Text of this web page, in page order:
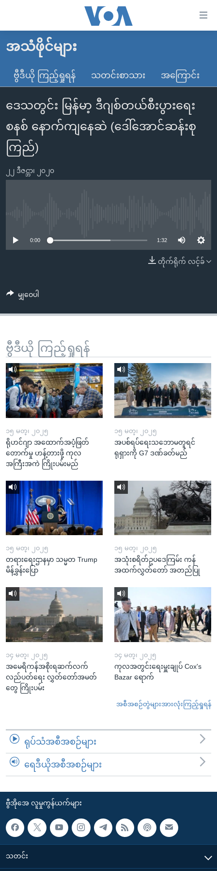
လွယ်ကူ
သည့်
များ
ပင်မ
အကြောင်းအရာ
သို့
ကျော်
ကြည့်
ရှာဖွေ
နေရာ
သို့
ကျော်
ရန်
မူလစာမျက်နှာ
မြန်မာ
ကမ္ဘာ့သတင်းများ
နိုင်ငံတကာ
အမေရိကန်
တရုတ်
အစ္စရေး-ပါလက်စတိုင်း
ဗွီဒီယို
သတင်းလွတ်လပ်ခွင့်
ရပ်ဝန်းတခု လမ်းတခု အလွန်
အင်္ဂလိပ်စာလေ့လာမယ်
အမေရိကန်သုံးအီဒီယံ
အပတ်စဉ်ကဏ္ဍများ
အသံဖိုင်များ
ဗွီဒီယို ကြည့်ရှုရန် သတင်းစာသား အကြောင်း
ဒေသတွင်း မြန်မာ့ ဒီဂျစ်တယ်စီးပွားရေး
စနစ် နောက်ကျနေဆဲ (ဒေါ်အောင်ဆန်းစု
ကြည်)
၂၂ ဒီဇင္ဘာ၊ ၂၀၂၀
0:00 1:32
တိုက်ရိုက် လင့်ခ်
မျှဝေပါ
ဗွီဒီယို ကြည့်ရှုရန်
၁၅ မတ္၊ ၂၀၂၅
ရိုဟင်ဂျာ အထောက်အပံ့ဖြတ်
တောက်မှု ဟန့်တားဖို့ ကုလ
အကြီးအကဲ ကြိုးပမ်းမည်
၁၅ မတ္၊ ၂၀၂၅
အပစ်ရပ်ရေးသဘောမတူရင်
ရုရှားကို G7 ဒဏ်ခတ်မည်
၁၅ မတ္၊ ၂၀၂၅
တရားရေးဌာနမှာ သမ္မတ Trump
မိန့်ခွန်းပြော
၁၅ မတ္၊ ၂၀၂၅
အသုံးစရိတ်ဥပဒေကြမ်း ကန်
အထက်လွှတ်တော် အတည်ပြု
၁၄ မတ္၊ ၂၀၂၅
အမေရိကန်အစိုးရဆက်လက်
လည်ပတ်ရေး လွှတ်တော်အမတ်
တွေ ကြိုးပမ်း
၁၄ မတ္၊ ၂၀၂၅
ကုလအတွင်းရေးမှူးချုပ် Cox's
Bazar ရောက်
အစီအစဉ်တွဲများအားလုံးကြည့်ရှုရန်
ရုပ်သံအစီအစဉ်များ
ရေဒီယိုအစီအစဉ်များ
ဗွီအိုအေ လူမှုကွန်ယက်များ
သတင်း